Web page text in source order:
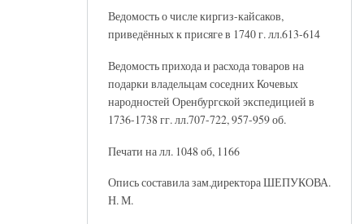
Ведомость о числе киргиз-кайсаков,
приведённых к присяге в 1740 г. лл.613-614
Ведомость прихода и расхода товаров на
подарки владельцам соседних Кочевых
народностей Оренбургской экспедицией в
1736-1738 гг. лл.707-722, 957-959 об.
Печати на лл. 1048 об, 1166
Опись составила зам.директора ШЕПУКОВА.
Н. М.